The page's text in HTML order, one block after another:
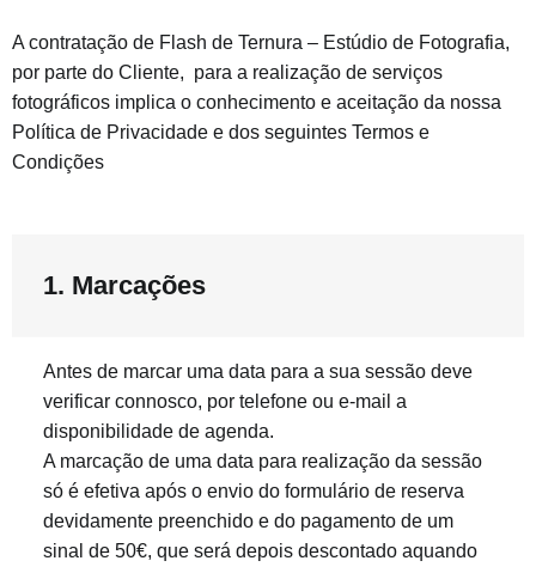
A contratação de Flash de Ternura – Estúdio de Fotografia,
por parte do Cliente, para a realização de serviços
fotográficos implica o conhecimento e aceitação da nossa
Política de Privacidade e dos seguintes Termos e
Condições
1. Marcações
Antes de marcar uma data para a sua sessão deve
verificar connosco, por telefone ou e-mail a
disponibilidade de agenda.
A marcação de uma data para realização da sessão
só é efetiva após o envio do formulário de reserva
devidamente preenchido e do pagamento de um
sinal de 50€, que será depois descontado aquando